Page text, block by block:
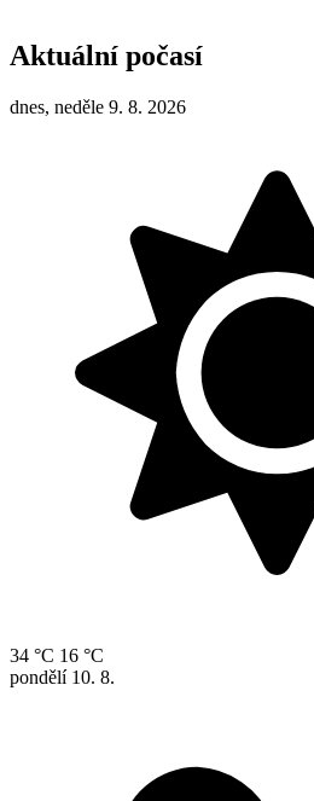
Aktuální počasí
dnes, neděle 9. 8. 2026
34 °C 16 °C
pondělí 10. 8.